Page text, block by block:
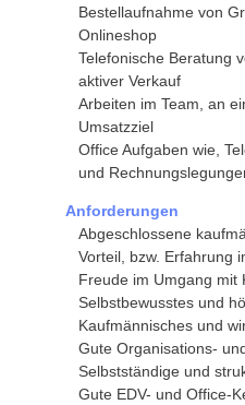
Bestellaufnahme von
Onlineshop
Telefonische Beratung
aktiver Verkauf
Arbeiten im Team, an
Umsatzziel
Office Aufgaben wie,
und
Anforderungen
Abgeschlossene
Vorteil, bzw. Erfahrung
Freude im Umgang mit
Selbstbewusstes und
Kaufmännisches und
Gute Organisations-
Selbstständige und
Gute EDV- und Office-